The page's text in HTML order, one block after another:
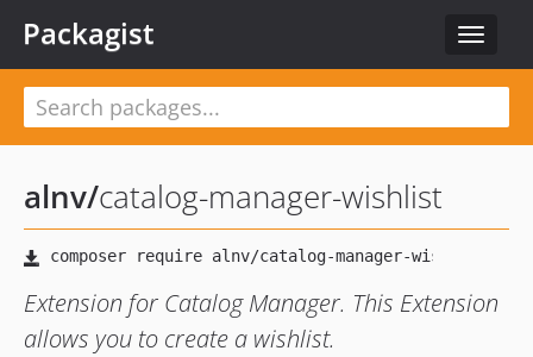
Toggle
Packagist
alnv/catalog-manager-wishlist
Extension for Catalog Manager. This Extension
allows you to create a wishlist.